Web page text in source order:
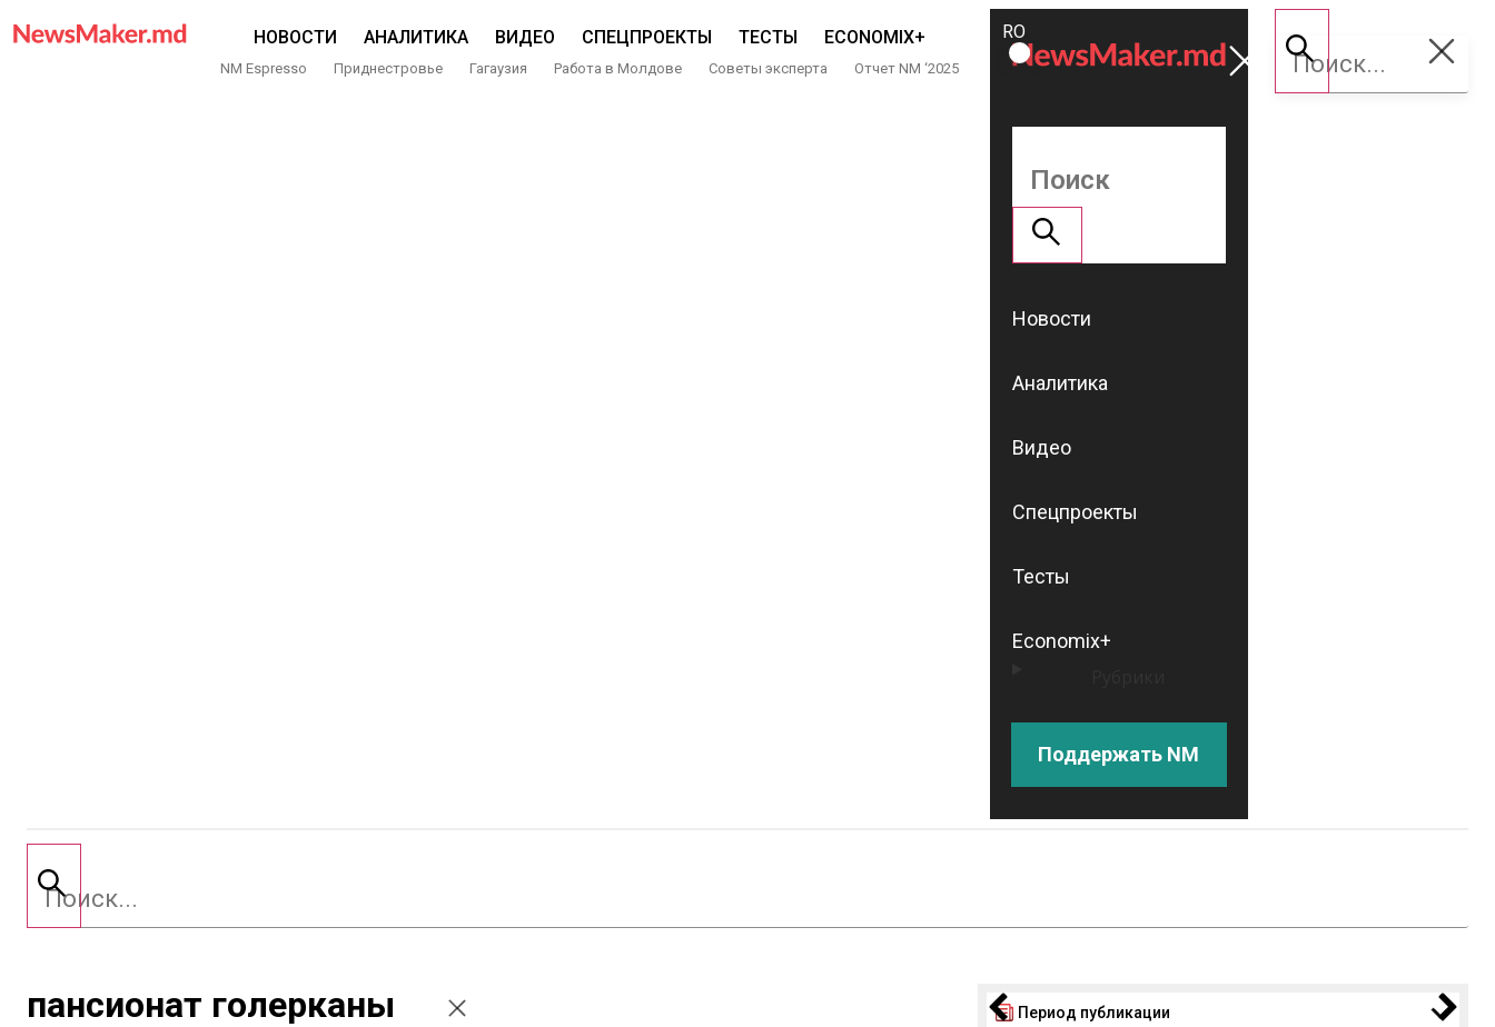
НОВОСТИ АНАЛИТИКА ВИДЕО СПЕЦПРОЕКТЫ ТЕСТЫ ECONOMIX+
NM Espresso Приднестровье Гагаузия Работа в Молдове Советы эксперта Отчет NM ‘2025
ROMÂNĂ
RU
Поддержать
NM
Новости
Аналитика
Видео
Спецпроекты
Тесты
Economix+
Поддержать NM
пансионат голерканы Период публикации